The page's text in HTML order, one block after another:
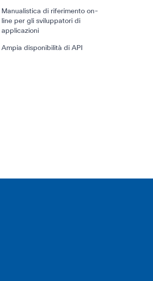
Manualistica di riferimento on-
line per gli sviluppatori di
applicazioni
Ampia disponibilità di API